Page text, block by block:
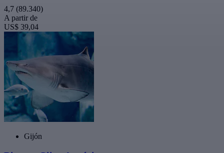
4,7 (89.340)
A partir de
US$ 39,04
Gijón